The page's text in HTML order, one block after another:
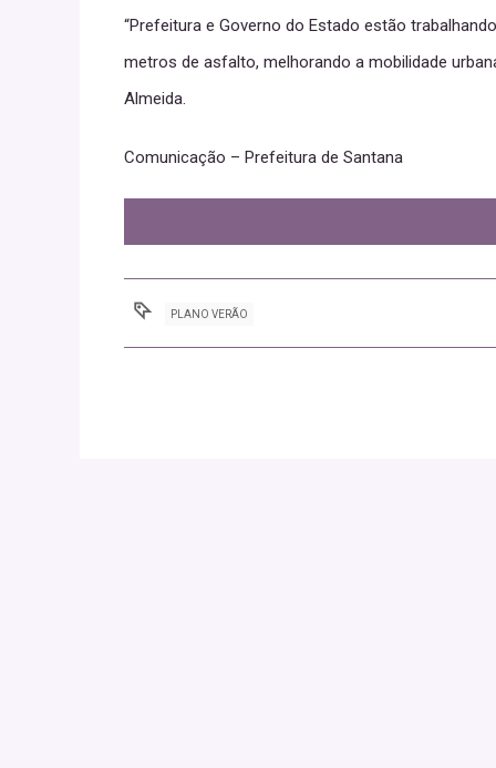
“Prefeitura e Governo do Estado estão
metros de asfalto, melhorando a mobilidade
Almeida.
Comunicação – Prefeitura de Santana
PLANO VERÃO